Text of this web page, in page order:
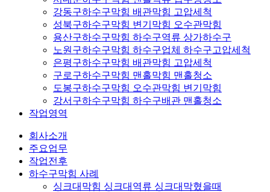
강동구하수구막힘 배관막힘 고압세척
성북구하수구막힘 변기막힘 오수관막힘
용산구하수구막힘 하수구역류 상가하수구
노원구하수구막힘 하수구업체 하수구고압세척
은평구하수구막힘 배관막힘 고압세척
구로구하수구막힘 맨홀막힘 맨홀청소
도봉구하수구막힘 오수관막힘 변기막힘
강서구하수구막힘 하수구배관 맨홀청소
작업영역
회사소개
주요업무
작업전후
하수구막힘 사례
싱크대막힘 싱크대역류 싱크대막혔을때